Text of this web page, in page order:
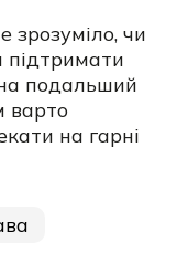
зрозуміло, чи
підтримати
подальший
варто
на гарні